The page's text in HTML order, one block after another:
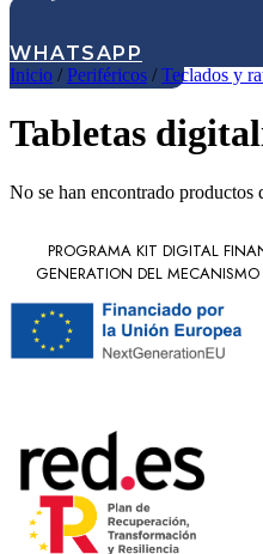
WHATSAPP
Inicio /Periféricos /Teclados y
Tabletas
No se han encontrado productos
PROGRAMA KIT DIGITAL
GENERATION DEL MECANISMO